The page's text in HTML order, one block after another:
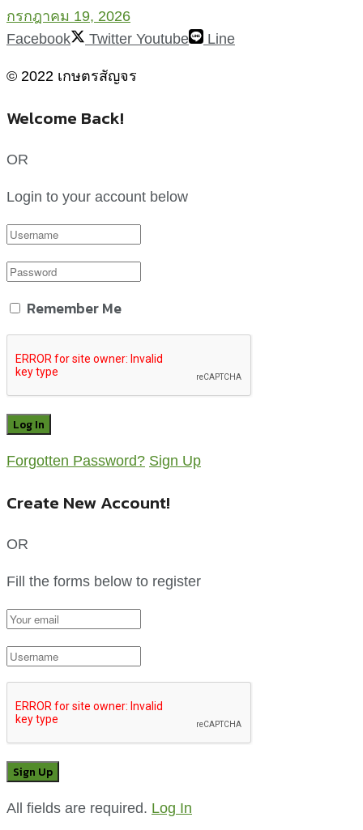
กรกฎาคม 19, 2026
Facebook
Twitter Youtube Line
© 2022 เกษตรสัญจร
Welcome Back!
OR
Login to your account below
Remember Me
Forgotten Password? Sign Up
Create New Account!
OR
Fill the forms below to register
All fields are required. Log In